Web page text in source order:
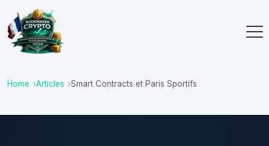
Home Articles Smart Contracts et Paris Sportifs